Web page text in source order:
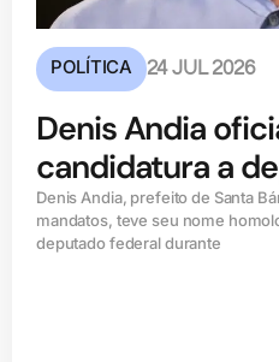
POLÍTICA 24 JUL 2026
Denis Andia
candidatura a
Denis Andia, prefeito de Santa
mandatos, teve seu nome
deputado federal durante